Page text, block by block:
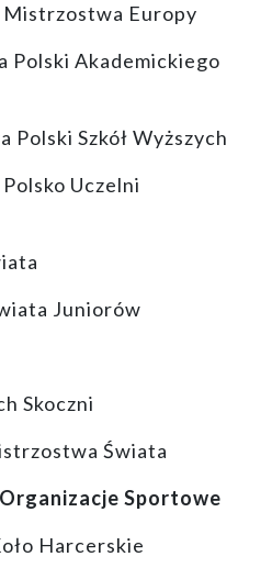
Mistrzostwa Europy
Polski Akademickiego
Polski Szkół Wyższych
Uczelni
Juniorów
Skoczni
Świata
Sportowe
Harcerskie